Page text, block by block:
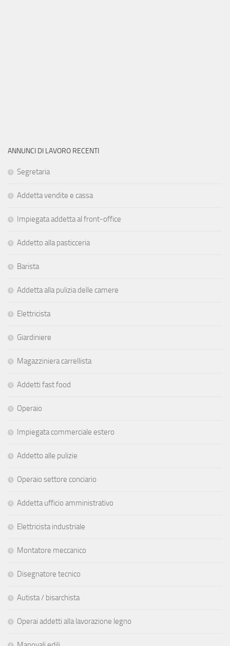
ANNUNCI DI LAVORO RECENTI
Segretaria
Addetta vendite e cassa
Impiegata addetta al front-office
Addetto alla pasticceria
Barista
Addetta alla pulizia delle camere
Elettricista
Giardiniere
Magazziniera carrellista
Addetti fast food
Operaio
Impiegata commerciale estero
Addetto alle pulizie
Operaio settore conciario
Addetta ufficio amministrativo
Elettricista industriale
Montatore meccanico
Disegnatore tecnico
Autista / bisarchista
Operai addetti alla lavorazione legno